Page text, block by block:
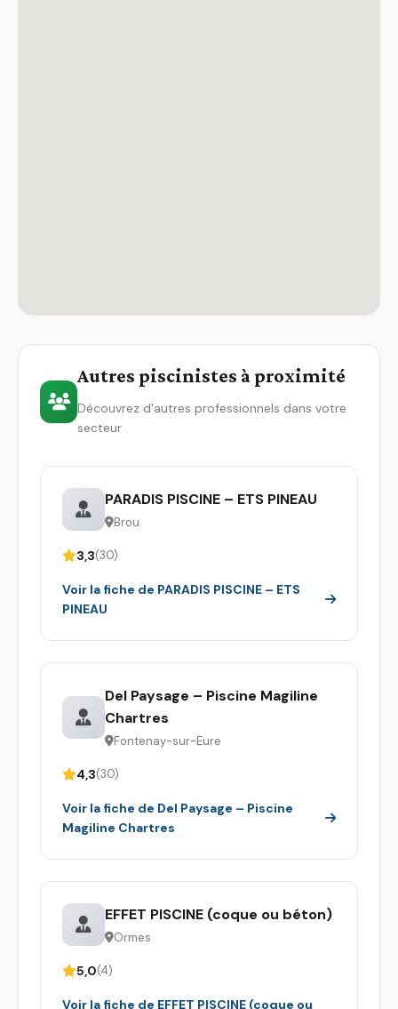
Autres piscinistes à proximité
Découvrez d'autres professionnels dans votre
secteur
PARADIS PISCINE – ETS PINEAU
Brou
3,3(30)
Voir la fiche de PARADIS PISCINE – ETS
PINEAU
Del Paysage – Piscine Magiline
Chartres
Fontenay-sur-Eure
4,3(30)
Voir la fiche de Del Paysage – Piscine
Magiline Chartres
EFFET PISCINE (coque ou béton)
Ormes
5,0(4)
Voir la fiche de EFFET PISCINE (coque ou